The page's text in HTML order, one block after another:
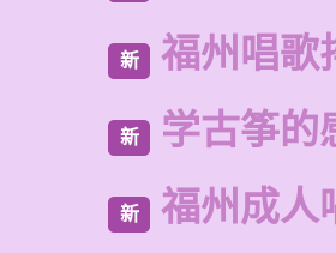
新 福州唱歌
新 学古筝的
新 福州成人